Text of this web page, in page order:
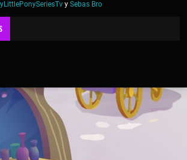
y Sebas Bro